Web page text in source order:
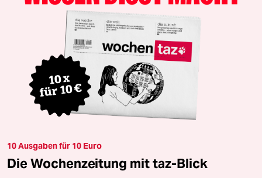
10 Ausgaben für 10 Euro
Die Wochenzeitung mit taz-Blick